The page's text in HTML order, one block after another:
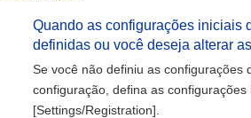
Quando as configurações iniciais
definidas ou você deseja alterar
Se você não definiu as configurações
configuração, defina as configurações
[Settings/Registration].